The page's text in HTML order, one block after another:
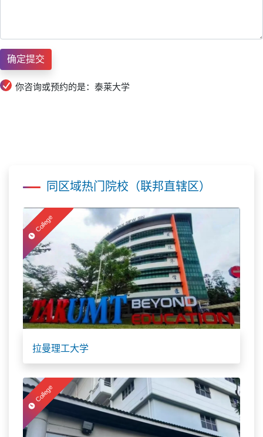
你咨询或预约的是：泰莱大学
同区域热门院校（联邦直辖区）
College
拉曼理工大学
College